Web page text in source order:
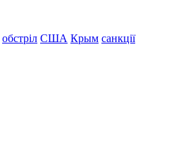
обстріл США Крым санкції